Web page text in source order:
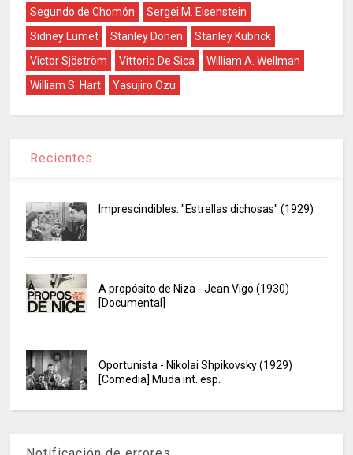
Segundo de Chomón
Sergei M. Eisenstein
Sidney Lumet
Stanley Donen
Stanley Kubrick
Victor Sjöström
Vittorio De Sica
William A. Wellman
William S. Hart
Yasujiro Ozu
Recientes
Imprescindibles: "Estrellas dichosas" (1929)
A propósito de Niza - Jean Vigo (1930)
[Documental]
Oportunista - Nikolai Shpikovsky (1929)
[Comedia] Muda int. esp.